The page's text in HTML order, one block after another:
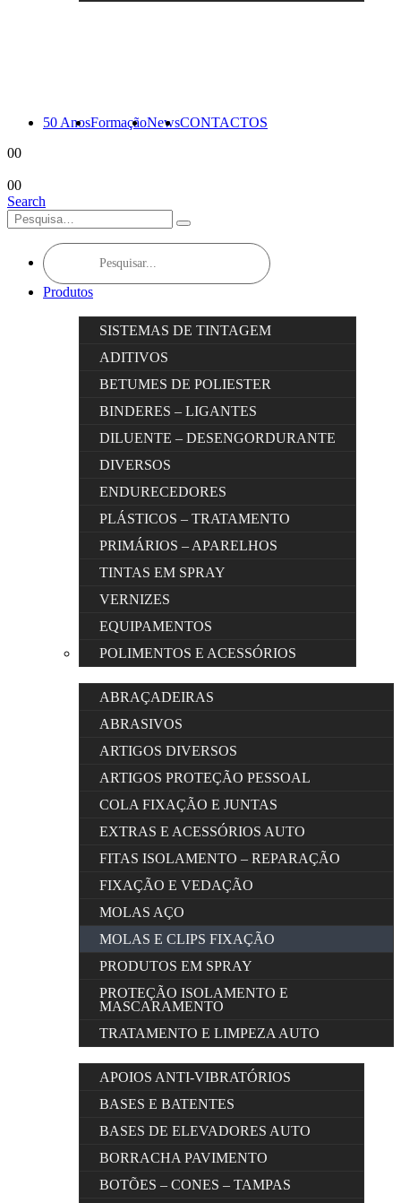
50 AnosFormaçãoNewsCONTACTOS
00
00
Search
Products
search
Produtos
SISTEMAS DE TINTAGEM
ADITIVOS
BETUMES DE POLIESTER
BINDERES – LIGANTES
DILUENTE – DESENGORDURANTE
DIVERSOS
ENDURECEDORES
PLÁSTICOS – TRATAMENTO
PRIMÁRIOS – APARELHOS
TINTAS EM SPRAY
VERNIZES
EQUIPAMENTOS
POLIMENTOS E ACESSÓRIOS
ABRAÇADEIRAS
ABRASIVOS
ARTIGOS DIVERSOS
ARTIGOS PROTEÇÃO PESSOAL
COLA FIXAÇÃO E JUNTAS
EXTRAS E ACESSÓRIOS AUTO
FITAS ISOLAMENTO – REPARAÇÃO
FIXAÇÃO E VEDAÇÃO
MOLAS AÇO
MOLAS E CLIPS FIXAÇÃO
PRODUTOS EM SPRAY
PROTEÇÃO ISOLAMENTO E
MASCARAMENTO
TRATAMENTO E LIMPEZA AUTO
APOIOS ANTI-VIBRATÓRIOS
BASES E BATENTES
BASES DE ELEVADORES AUTO
BORRACHA PAVIMENTO
BOTÕES – CONES – TAMPAS